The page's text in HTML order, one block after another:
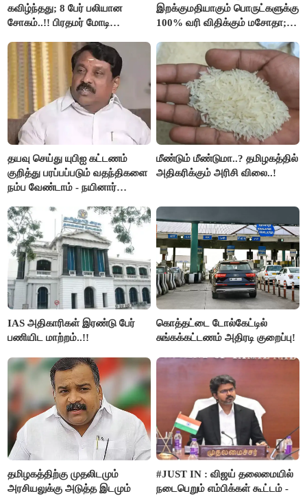
கவிழ்ந்தது; 8 பேர் பலியான
சோகம்..!! பிரதமர் மோடி
இறக்குமதியாகும் பொருட்களுக்கு
100% வரி விதிக்கும் மசோதா;
தயவு செய்து யுபிஐ கட்டணம்
குறித்து பரப்பப்படும் வதந்திகளை
நம்ப வேண்டாம் - நயினார்
மீண்டும் மீண்டுமா..? தமிழகத்தில்
அதிகரிக்கும் அரிசி விலை..!
IAS அதிகாரிகள் இரண்டு பேர்
பணியிட மாற்றம்..!!
கொத்தட்டை டோல்கேட்டில்
சுங்கக்கட்டணம் அதிரடி குறைப்பு!
தமிழகத்திற்கு முதலிடமும்
அரசியலுக்கு அடுத்த இடமும்
#JUST IN : விஜய் தலைமையில்
நடைபெறும் எம்பிக்கள் கூட்டம் -